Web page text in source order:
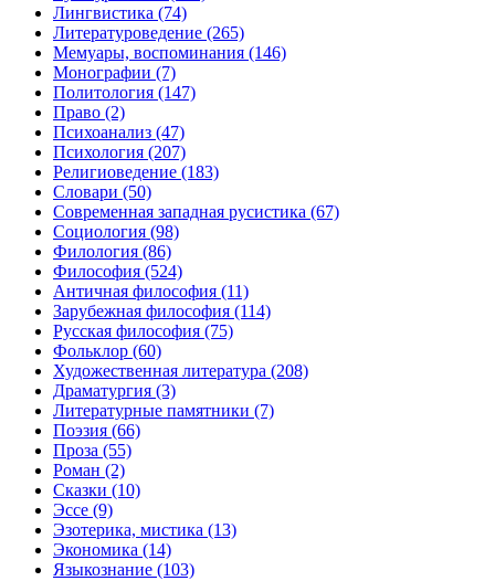
Лингвистика (74)
Литературоведение (265)
Мемуары, воспоминания (146)
Монографии (7)
Политология (147)
Право (2)
Психоанализ (47)
Психология (207)
Религиоведение (183)
Словари (50)
Современная западная русистика (67)
Социология (98)
Филология (86)
Философия (524)
Античная философия (11)
Зарубежная философия (114)
Русская философия (75)
Фольклор (60)
Художественная литература (208)
Драматургия (3)
Литературные памятники (7)
Поэзия (66)
Проза (55)
Роман (2)
Сказки (10)
Эссе (9)
Эзотерика, мистика (13)
Экономика (14)
Языкознание (103)